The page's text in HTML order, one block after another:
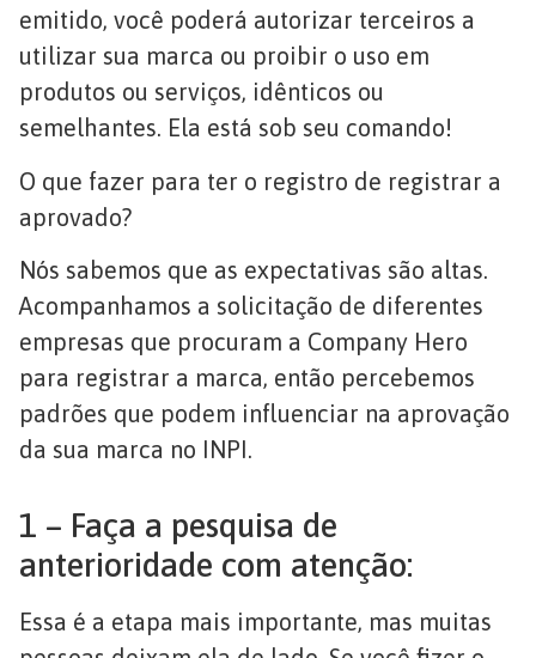
emitido, você poderá autorizar terceiros a
utilizar sua marca ou proibir o uso em
produtos ou serviços, idênticos ou
semelhantes. Ela está sob seu comando!
O que fazer para ter o registro de registrar a
aprovado?
Nós sabemos que as expectativas são altas.
Acompanhamos a solicitação de diferentes
empresas que procuram a Company Hero
para registrar a marca, então percebemos
padrões que podem influenciar na aprovação
da sua marca no INPI.
1 – Faça a pesquisa de
anterioridade com atenção:
Essa é a etapa mais importante, mas muitas